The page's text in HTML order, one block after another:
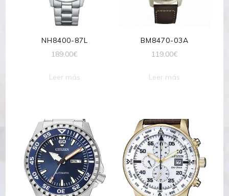
NH8400-87L
189,00€
Leer más
BM8470-03A
119,00€
Leer más